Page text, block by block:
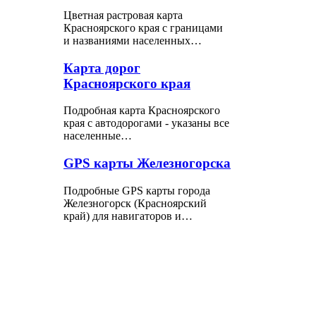
Цветная растровая карта
Красноярского края с границами
и названиями населенных…
Карта дорог
Красноярского края
Подробная карта Красноярского
края с автодорогами - указаны все
населенные…
GPS карты Железногорска
Подробные GPS карты города
Железногорск (Красноярский
край) для навигаторов и…